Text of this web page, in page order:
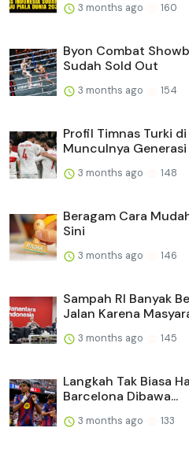
3 months ago 160
Byon Combat
Sudah Sold Out
3 months ago 154
Profil Timnas Turki
Munculnya Generasi
3 months ago 148
Beragam Cara
Sini
3 months ago 146
Sampah RI Banyak
Jalan Karena
3 months ago 145
Langkah Tak Biasa
Barcelona Dibawa...
3 months ago 133